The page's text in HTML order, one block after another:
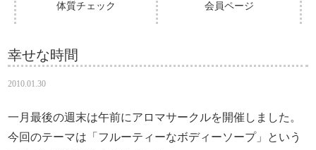
体質チェック 会員ページ
幸せな時間
2010.01.30
一月最後の週末は午前にアロマサークルを開催しました。
今回のテーマは「フルーティーなボディーソープ」という